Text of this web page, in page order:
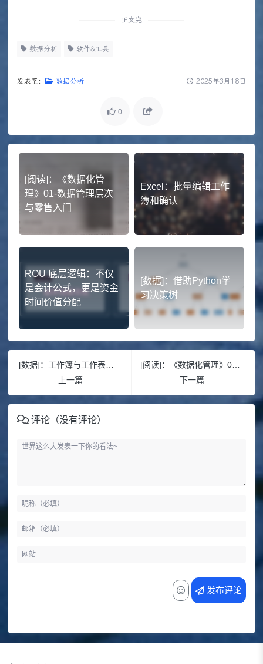
正文完
数据分析 软件&工具
发表至： 数据分析 2025年3月18日
0
[阅读]：《数据化管
理》01-数据管理层次
与零售入门
Excel：批量编辑工作
簿和确认
ROU 底层逻辑：不仅
是会计公式，更是资金
时间价值分配
[数据]：借助Python学
习决策树
[数据]：工作簿与工作表合并-Python为例
上一篇
[阅读]：《数据化管理》01-数据管理层次与零售入门
下一篇
评论（没有评论）
发布评论